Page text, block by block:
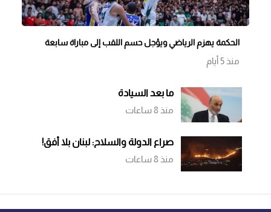
الحكمة يهزم الرياضي ويؤجل حسم اللقب إلى مباراة سابعة
منذ 5 أيام
ما بعد السيادة
منذ 8 ساعات
صراع الدولة والسلاح: لبنان بلا أفق!
منذ 8 ساعات